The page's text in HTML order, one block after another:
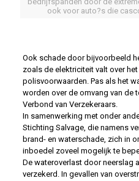
ook voor auto?s die
Ook schade door bijvoorbeeld
zoals de elektriciteit valt over
polisvoorwaarden. Pas als het
worden over de omvang van de
Verbond van Verzekeraars.
In samenwerking met onder
Stichting Salvage, die namens
brand- en waterschade, zich in
inboedel zoveel mogelijk te
De wateroverlast door neerslag
verzekerd. In gevallen van